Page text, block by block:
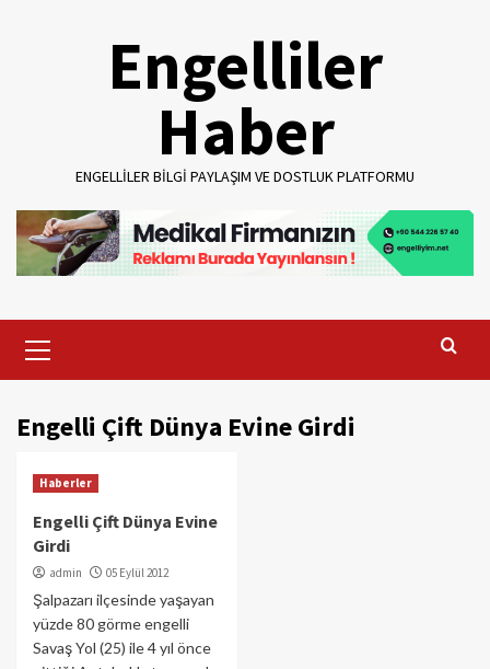
Engelliler
Haber
ENGELLILER BILGI PAYLAŞIM VE DOSTLUK PLATFORMU
Menu
Engelli Çift Dünya Evine Girdi
Haberler
Engelli Çift Dünya Evine
Girdi
admin 05 Eylül 2012
Şalpazarı ilçesinde yaşayan
yüzde 80 görme engelli
Savaş Yol (25) ile 4 yıl önce